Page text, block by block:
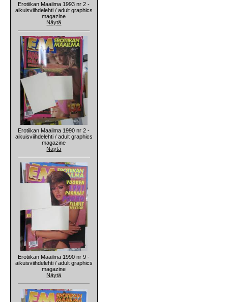
Erotiikan Maailma 1993 nr 2 -
aikuisviihdelehti / adult graphics
magazine
Näytä
Erotiikan Maailma 1990 nr 2 -
aikuisviihdelehti / adult graphics
magazine
Näytä
Erotiikan Maailma 1990 nr 9 -
aikuisviihdelehti / adult graphics
magazine
Näytä